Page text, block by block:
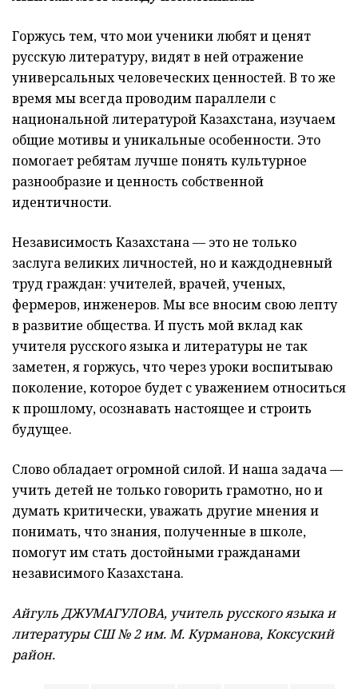
Горжусь тем, что мои ученики любят и ценят
русскую литературу, видят в ней отражение
универсальных человеческих ценностей. В то же
время мы всегда проводим параллели с
национальной литературой Казахстана, изучаем
общие мотивы и уникальные особенности. Это
помогает ребятам лучше понять культурное
разнообразие и ценность собственной
идентичности.
Независимость Казахстана — это не только
заслуга великих личностей, но и каждодневный
труд граждан: учителей, врачей, ученых,
фермеров, инженеров. Мы все вносим свою лепту
в развитие общества. И пусть мой вклад как
учителя русского языка и литературы не так
заметен, я горжусь, что через уроки воспитываю
поколение, которое будет с уважением относиться
к прошлому, осознавать настоящее и строить
будущее.
Слово обладает огромной силой. И наша задача —
учить детей не только говорить грамотно, но и
думать критически, уважать другие мнения и
понимать, что знания, полученные в школе,
помогут им стать достойными гражданами
независимого Казахстана.
Айгуль ДЖУМАГУЛОВА, учитель русского языка и
литературы СШ № 2 им. М. Курманова, Коксуский
район.